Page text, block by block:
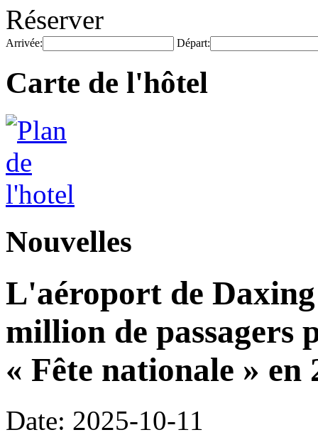
Réserver
Arrivée: Départ:
Carte de l'hôtel
Nouvelles
L'aéroport de
million de passagers
« Fête nationale » en
Date: 2025-10-11